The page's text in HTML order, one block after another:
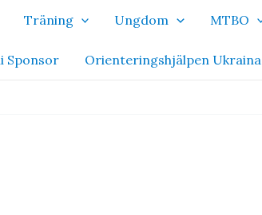
Träning Ungdom MTBO
Sponsor Orienteringshjälpen Ukraina